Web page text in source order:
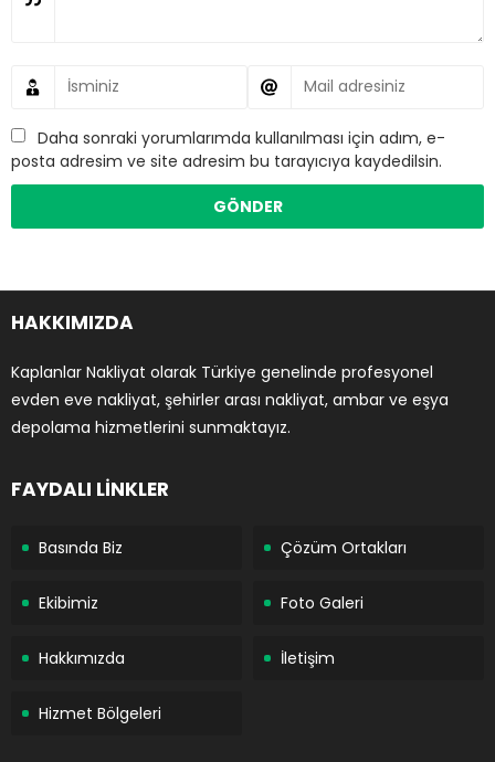
Daha sonraki yorumlarımda kullanılması için adım, e-
posta adresim ve site adresim bu tarayıcıya kaydedilsin.
HAKKIMIZDA
Kaplanlar Nakliyat olarak Türkiye genelinde profesyonel
evden eve nakliyat, şehirler arası nakliyat, ambar ve eşya
depolama hizmetlerini sunmaktayız.
FAYDALI LİNKLER
Basında Biz Çözüm Ortakları
Ekibimiz Foto Galeri
Hakkımızda İletişim
Hizmet Bölgeleri